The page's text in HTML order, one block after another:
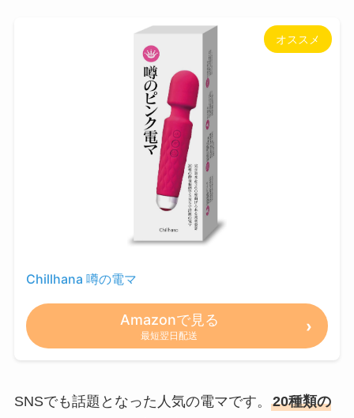
オススメ
Chillhana 噂の電マ
Amazonで見る
最短翌日配送
SNSでも話題となった人気の電マです。 20種類の